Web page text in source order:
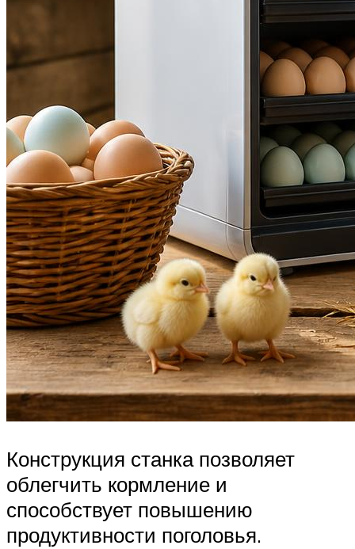
Конструкция станка позволяет
облегчить кормление и
способствует повышению
продуктивности поголовья.